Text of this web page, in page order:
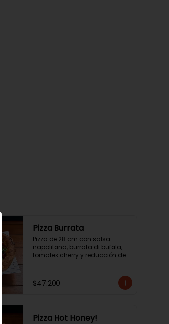
Pizza Burrata
Pizza de 28 cm con salsa
napolitana, burrata di bufala,
tomates cherry y reducción de
$47.200
Pizza Hot Honey!